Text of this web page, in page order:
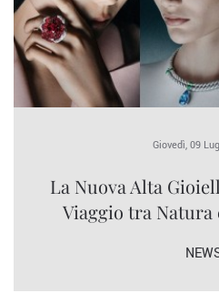
Giovedì, 09
La Nuova Alta
Viaggio tra